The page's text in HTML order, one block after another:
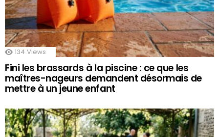
134 Views
Fini les brassards à la piscine : ce que les
maîtres-nageurs demandent désormais de
mettre à un jeune enfant